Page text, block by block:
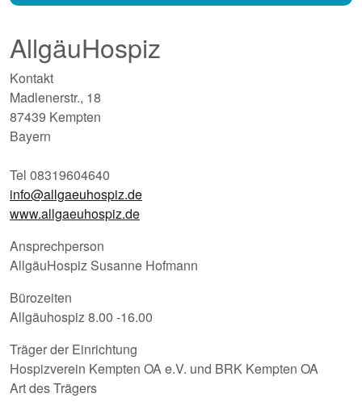
AllgäuHospiz
Kontakt
Madlenerstr., 18
87439 Kempten
Bayern
Tel 08319604640
info@allgaeuhospiz.de
www.allgaeuhospiz.de
Ansprechperson
AllgäuHospiz Susanne Hofmann
Bürozeiten
Allgäuhospiz 8.00 -16.00
Träger der Einrichtung
Hospizverein Kempten OA e.V. und BRK Kempten OA
Art des Trägers